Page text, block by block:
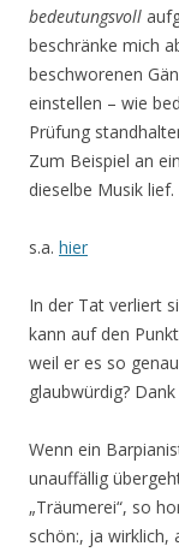
bedeutungsvoll
beschränke mich
beschworenen
einstellen – wie
Prüfung
Zum Beispiel an
dieselbe Musik
s.a. hier
In der Tat verliert
kann auf den
weil er es so
glaubwürdig?
Wenn ein
unauffällig
„Träumerei“, so
schön:, ja wirklich,